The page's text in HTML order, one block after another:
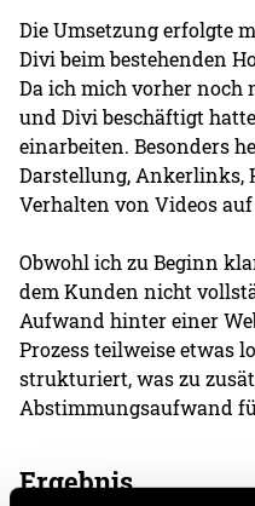
Die Umsetzung erfolgte
Divi beim bestehenden
Da ich mich vorher
und Divi beschäftigt
einarbeiten. Besonders
Darstellung, Ankerlinks,
Verhalten von Videos
Obwohl ich zu Beginn
dem Kunden nicht
Aufwand hinter einer
Prozess teilweise etwas
strukturiert, was zu
Abstimmungsaufwand
Ergebnis